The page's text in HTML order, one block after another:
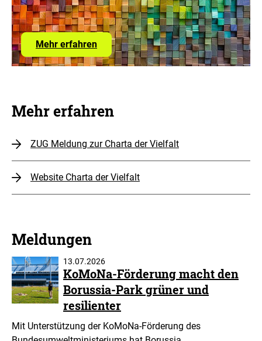
Mehr erfahrenLink
Unterseite
Mehr erfahren
ZUG Meldung zur Charta der Vielfalt
Website Charta der Vielfalt
Meldungen
13.07.2026
KoMoNa-Förderung macht den
Borussia-Park grüner und
resilienter
Mit Unterstützung der KoMoNa-Förderung des